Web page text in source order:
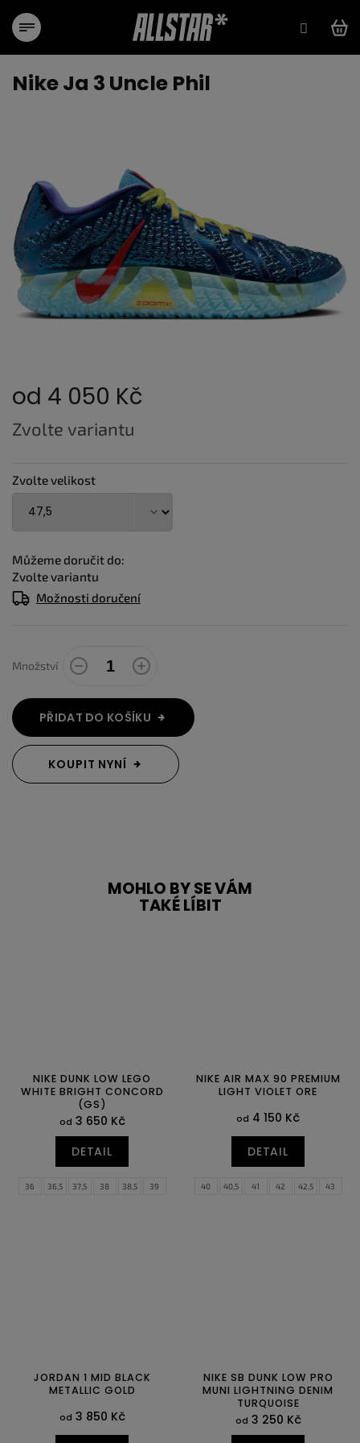
obsah
Nike Ja 3 Uncle Phil
od 4 050 Kč
Měrná
cena:
Zvolte variantu
Zvolte velikost
Můžeme doručit do:
Zvolte variantu
Možnosti doručení
Množství
PŘIDAT DO KOŠÍKU
KOUPIT NYNÍ
MOHLO BY SE VÁM
TAKÉ LÍBIT
NIKE DUNK LOW LEGO
WHITE BRIGHT CONCORD
(GS)
od 3 650 Kč
DETAIL
36 36,5 37,5 38 38,5
39
NIKE AIR MAX 90 PREMIUM
LIGHT VIOLET ORE
od 4 150 Kč
DETAIL
40 40,5 41 42 42,5
43
JORDAN 1 MID BLACK
METALLIC GOLD
od 3 850 Kč
NIKE SB DUNK LOW PRO
MUNI LIGHTNING DENIM
TURQUOISE
od 3 250 Kč